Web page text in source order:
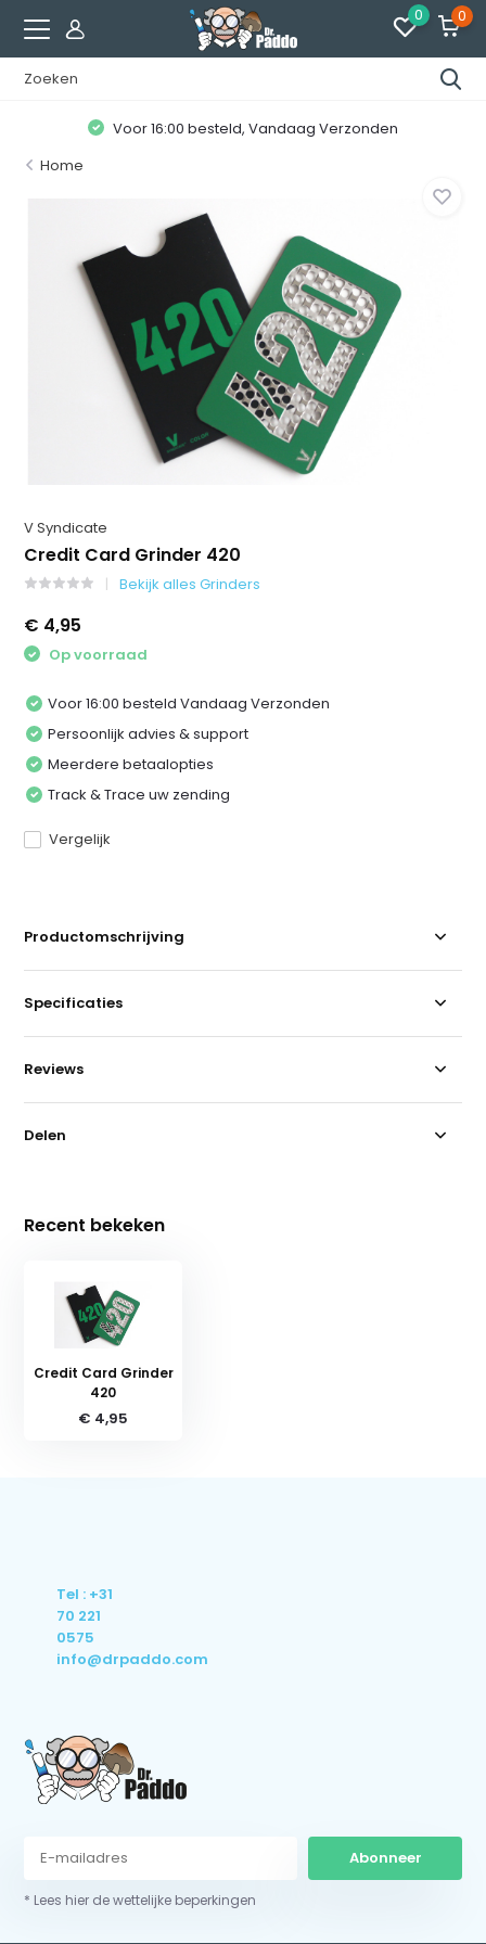
0 0
Voor 16:00 besteld, Vandaag Verzonden
Home
V Syndicate
Credit Card Grinder 420
Bekijk alles Grinders
€ 4,95
Op voorraad
Voor 16:00 besteld Vandaag Verzonden
Persoonlijk advies & support
Meerdere betaalopties
Track & Trace uw zending
Vergelijk
Productomschrijving
Specificaties
Reviews
Delen
Recent bekeken
Credit Card Grinder
420
€ 4,95
Tel : +31
70 221
0575
info@drpaddo.com
Abonneer
* Lees hier de wettelijke beperkingen